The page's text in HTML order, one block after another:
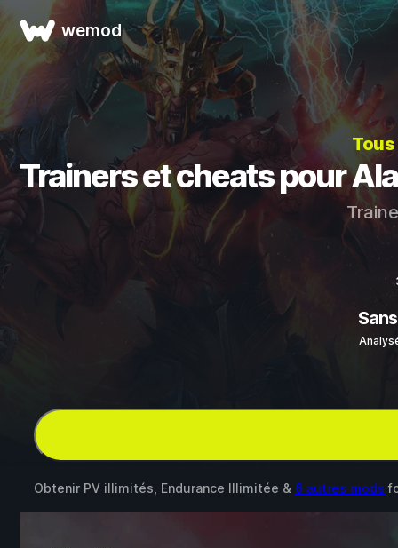
wemod
Trainers et cheats pour
Obtenir PV illimités, Endurance Illimitée & 6 autres mods